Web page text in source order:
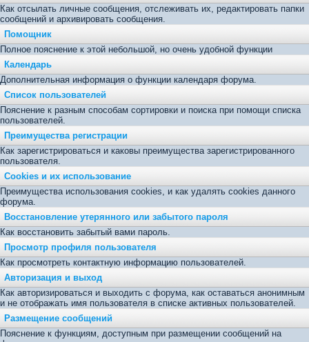
Как отсылать личные сообщения, отслеживать их, редактировать папки
сообщений и архивировать сообщения.
Помощник
Полное пояснение к этой небольшой, но очень удобной функции
Календарь
Дополнительная информация о функции календаря форума.
Список пользователей
Пояснение к разным способам сортировки и поиска при помощи списка
пользователей.
Преимущества регистрации
Как зарегистрироваться и каковы преимущества зарегистрированного
пользователя.
Cookies и их использование
Преимущества использования cookies, и как удалять cookies данного
форума.
Восстановление утерянного или забытого пароля
Как восстановить забытый вами пароль.
Просмотр профиля пользователя
Как просмотреть контактную информацию пользователей.
Авторизация и выход
Как авторизироваться и выходить с форума, как оставаться анонимным
и не отображать имя пользователя в списке активных пользователей.
Размещение сообщений
Пояснение к функциям, доступным при размещении сообщений на